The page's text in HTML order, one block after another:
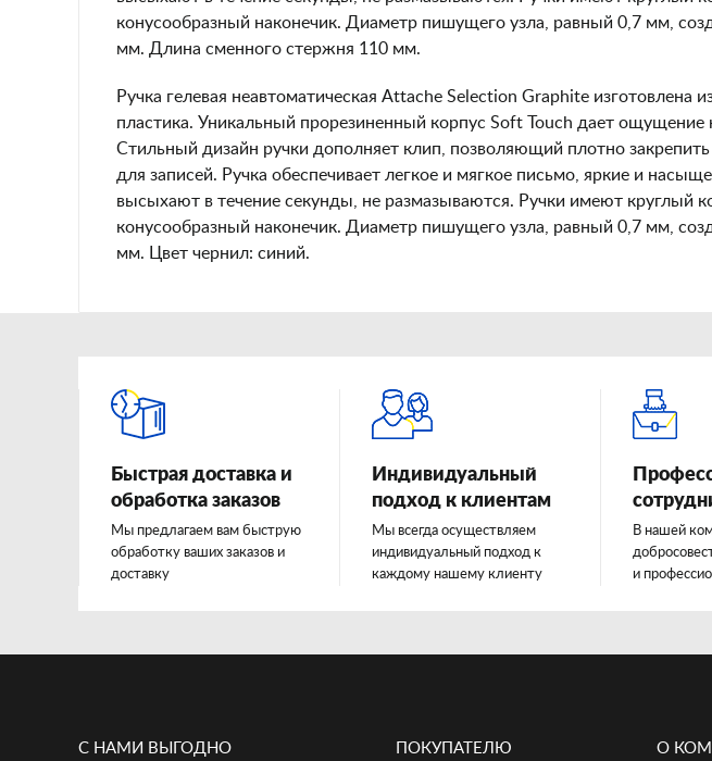
конусообразный наконечик. Диаметр пишущего узла, равный 0,7 мм,
мм. Длина сменного стержня 110 мм.
Ручка гелевая неавтоматическая Attache Selection Graphite изготовлена
пластика. Уникальный прорезиненный корпус Soft Touch дает ощущение
Стильный дизайн ручки дополняет клип, позволяющий плотно закрепить
для записей. Ручка обеспечивает легкое и мягкое письмо, яркие и
высыхают в течение секунды, не размазываются. Ручки имеют круглый
конусообразный наконечик. Диаметр пишущего узла, равный 0,7 мм,
мм. Цвет чернил: синий.
Быстрая доставка и
обработка заказов
Мы предлагаем вам быструю
обработку ваших заказов и
доставку
Индивидуальный
подход к клиентам
Мы всегда осуществляем
индивидуальный подход к
каждому нашему клиенту
В нашей
и
С НАМИ ВЫГОДНО ПОКУПАТЕЛЮ О